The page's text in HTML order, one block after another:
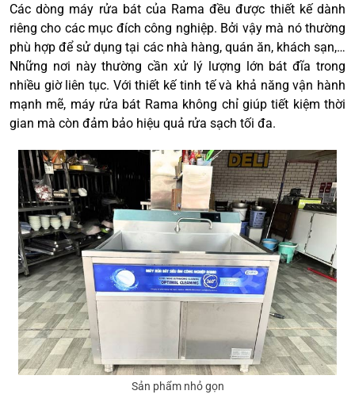
Các dòng máy rửa bát của Rama đều được thiết kế dành
riêng cho các mục đích công nghiệp. Bởi vậy mà nó thường
phù hợp để sử dụng tại các nhà hàng, quán ăn, khách sạn,…
Những nơi này thường cần xử lý lượng lớn bát đĩa trong
nhiều giờ liên tục. Với thiết kế tinh tế và khả năng vận hành
mạnh mẽ, máy rửa bát Rama không chỉ giúp tiết kiệm thời
gian mà còn đảm bảo hiệu quả rửa sạch tối đa.
Sản phẩm nhỏ gọn